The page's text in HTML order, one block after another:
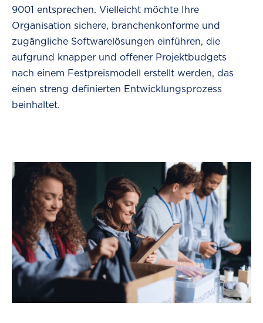
9001 entsprechen. Vielleicht möchte Ihre
Organisation sichere, branchenkonforme und
zugängliche Softwarelösungen einführen, die
aufgrund knapper und offener Projektbudgets
nach einem Festpreismodell erstellt werden, das
einen streng definierten Entwicklungsprozess
beinhaltet.